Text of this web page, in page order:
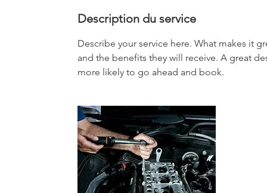
Description du service
Describe your service here. What makes it
and the benefits they will receive. A great
more likely to go ahead and book.